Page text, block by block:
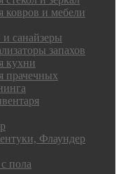
ковров и мебели
санайзеры
запахов
кухни
прачечных
Флаундер
пола